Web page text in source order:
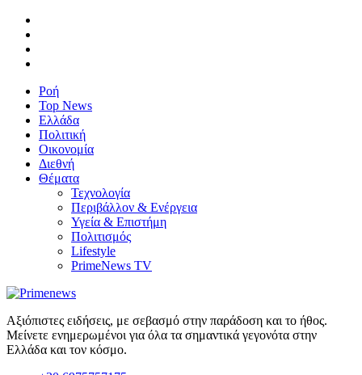
Ροή
Top News
Ελλάδα
Πολιτική
Οικονομία
Διεθνή
Θέματα
Τεχνολογία
Περιβάλλον & Ενέργεια
Υγεία & Επιστήμη
Πολιτισμός
Lifestyle
PrimeNews TV
Αξιόπιστες ειδήσεις, με σεβασμό στην παράδοση και το ήθος.
Μείνετε ενημερωμένοι για όλα τα σημαντικά γεγονότα στην
Ελλάδα και τον κόσμο.